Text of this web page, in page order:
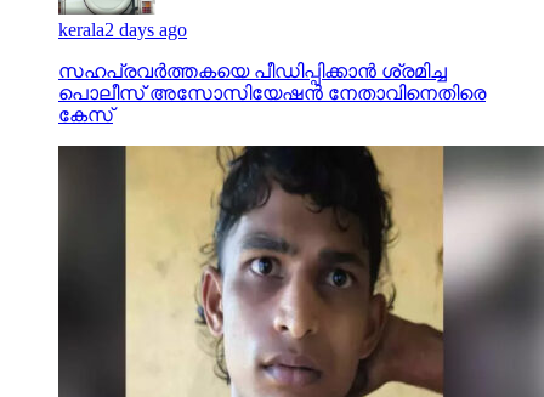
kerala2 days ago
സഹപ്രവര്‍ത്തകയെ പീഡിപ്പിക്കാന്‍ ശ്രമിച്ച
പൊലീസ് അസോസിയേഷന്‍ നേതാവിനെതിരെ
കേസ്